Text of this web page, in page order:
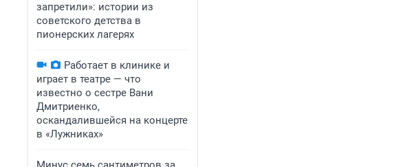
запретили»: истории из
советского детства в
пионерских лагерях
Работает в клинике и
играет в театре — что
известно о сестре Вани
Дмитриенко,
оскандалившейся на концерте
в «Лужниках»